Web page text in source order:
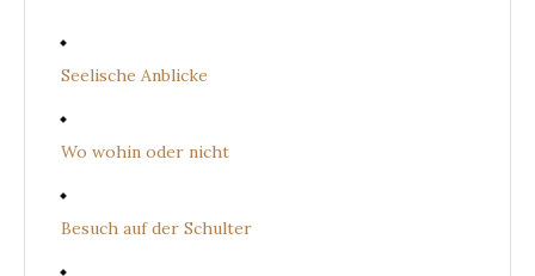
Seelische Anblicke
Wo wohin oder nicht
Besuch auf der Schulter